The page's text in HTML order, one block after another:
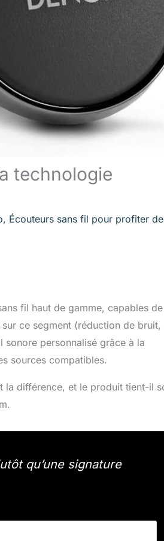
technologie
, Écouteurs sans fil pour profiter
fil haut de gamme, capables de
ce segment (réduction de bruit,
sonore personnalisé grâce à la
sources compatibles.
la différence, et le produit tient-il
qu’une signature